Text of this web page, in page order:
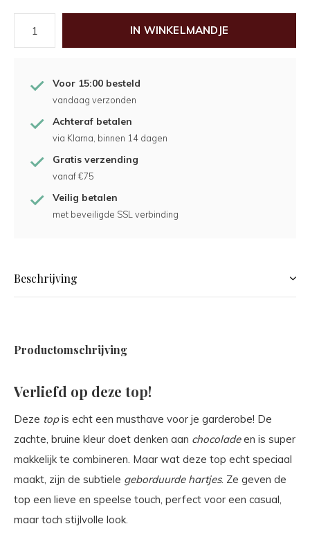
IN WINKELMANDJE
Voor 15:00 besteld
vandaag verzonden
Achteraf betalen
via Klarna, binnen 14 dagen
Gratis verzending
vanaf €75
Veilig betalen
met beveiligde SSL verbinding
Beschrijving
Productomschrijving
Verliefd op deze top!
Deze topis echt een musthave voor je garderobe! De
zachte, bruine kleur doet denken aan chocoladeen is super
makkelijk te combineren. Maar wat deze top echt speciaal
maakt, zijn de subtiele geborduurde hartjes. Ze geven de
top een lieve en speelse touch, perfect voor een casual,
maar toch stijlvolle look.